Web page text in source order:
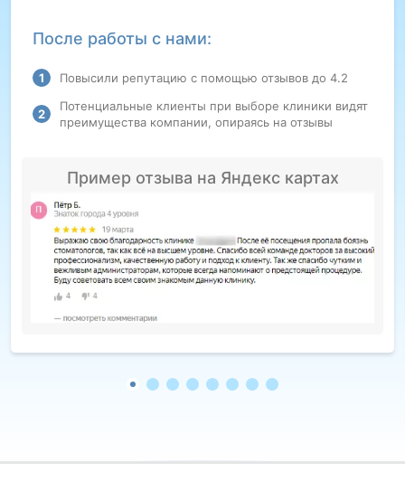
После работы с нами:
Повысили репутацию с помощью отзывов до 4.2
Потенциальные клиенты при выборе клиники видят
преимущества компании, опираясь на отзывы
Пример отзыва на Яндекс картах